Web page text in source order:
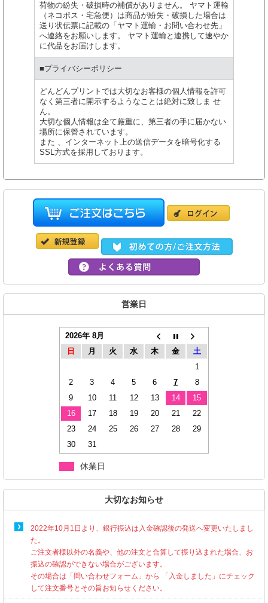
荷物の紛失・破損時の補償がありません。 ヤマト運輸
（ネコポス・宅急便）は商品が紛失・破損した場合は
送り状伝票に記載の「ヤマト運輸・お問い合わせ先」
へ連絡をお願いします。 ヤマト運輸と連携して速やか
に代品をお届けします。
■プライバシーポリシー
どんどんプリントでは大切なお客様の個人情報を許可
なく第三者に開示するようなことは絶対に致しま せ
ん。
大切な個人情報は全て厳重に、第三者の手に届かない
場所に保管されています。
また 、インターネット上の送信データを暗号化する
SSL方式を採用しております。
営業日
2026年 8月
日
月 火 水 木 金
土
1
2
3 4 5 6 7
8
9
10 11 12 13 14
15
16
17 18 19 20 21
22
23
24 25 26 27 28
29
30
31
休業日
大切なお知らせ
2022年10月1日より、銀行振込は入金確認後の発送へ変更いたしまし
た。
ご注文者様以外の名義や、他の注文と合算して振り込まれた場合、お
振込の確認ができない場合がございます。
その場合は「問い合わせフォーム」から 「入金しました」にチェック
して注文番号とその旨お知らせください。